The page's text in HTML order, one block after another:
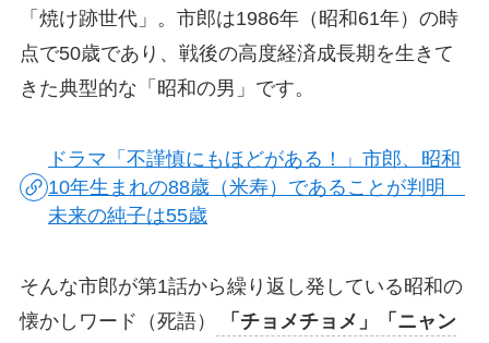
「焼け跡世代」。市郎は1986年（昭和61年）の時
点で50歳であり、戦後の高度経済成長期を生きて
きた典型的な「昭和の男」です。
ドラマ「不謹慎にもほどがある！」市郎、昭和
10年生まれの88歳（米寿）であることが判明
未来の純子は55歳
そんな市郎が第1話から繰り返し発している昭和の
懐かしワード（死語）
「チョメチョメ」「ニャン